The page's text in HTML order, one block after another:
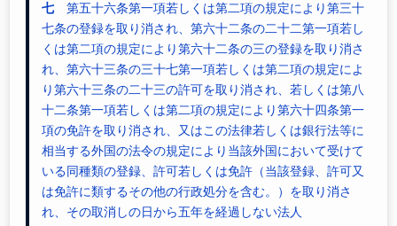
七第五十六条第一項若しくは第二項の規定により第三十
七条の登録を取り消され、第六十二条の二十二第一項若し
くは第二項の規定により第六十二条の三の登録を取り消さ
れ、第六十三条の三十七第一項若しくは第二項の規定によ
り第六十三条の二十三の許可を取り消され、若しくは第八
十二条第一項若しくは第二項の規定により第六十四条第一
項の免許を取り消され、又はこの法律若しくは銀行法等に
相当する外国の法令の規定により当該外国において受けて
いる同種類の登録、許可若しくは免許（当該登録、許可又
は免許に類するその他の行政処分を含む。）を取り消さ
れ、その取消しの日から五年を経過しない法人